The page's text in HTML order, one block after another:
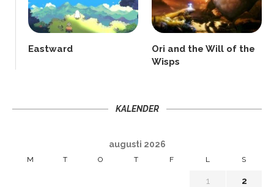
Eastward
Ori and the Will of the
Wisps
KALENDER
augusti 2026
M T O T F L S
1
2